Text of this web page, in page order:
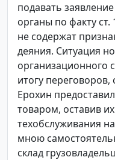
подавать
органы по факту ст.
не содержат
деяния. Ситуация
организационного
итогу переговоров,
Ерохин
товаром, оставив
техобслуживания
мною
склад